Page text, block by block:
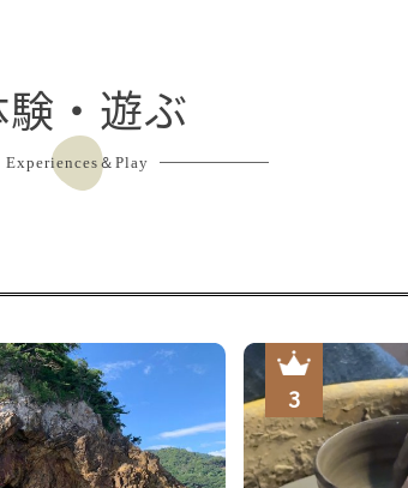
大浴場（ジャグジー付き）
・遊ぶ
Experiences＆Play